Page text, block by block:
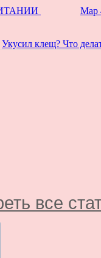
Мар
Укусил клещ? Что
все